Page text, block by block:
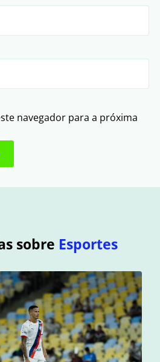
navegador para a próxima
sobre Esportes